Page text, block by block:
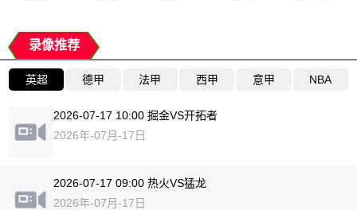
录像推荐
英超 德甲 法甲 西甲 意甲 NBA
2026-07-17 10:00 掘金VS开拓者
2026年-07月-17日
2026-07-17 09:00 热火VS猛龙
2026年-07月-17日